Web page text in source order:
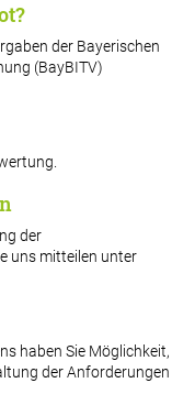
der Bayerischen
(BayBITV)
der
uns mitteilen unter
haben Sie Möglichkeit,
der Anforderungen